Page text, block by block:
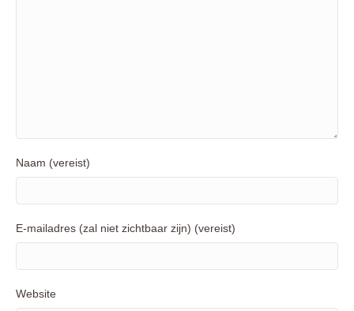
Naam (vereist)
E-mailadres (zal niet zichtbaar zijn) (vereist)
Website